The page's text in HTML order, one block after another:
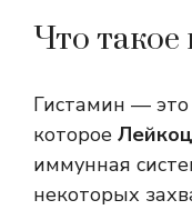
Что такое
Гистамин —
которое
иммунная
некоторых